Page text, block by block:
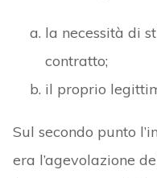
la necessità di
contratto;
il proprio
Sul secondo punto
era l’agevolazione